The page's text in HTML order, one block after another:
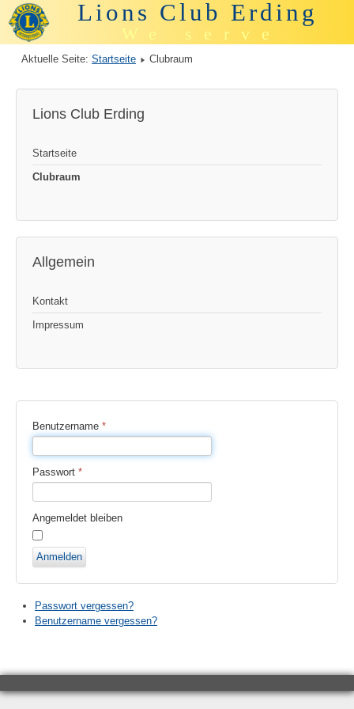
Lions Club Erding
We serve
Aktuelle Seite: Startseite Clubraum
Lions Club Erding
Startseite
Clubraum
Allgemein
Kontakt
Impressum
Benutzername *
Passwort *
Angemeldet bleiben
Anmelden
Passwort vergessen?
Benutzername vergessen?